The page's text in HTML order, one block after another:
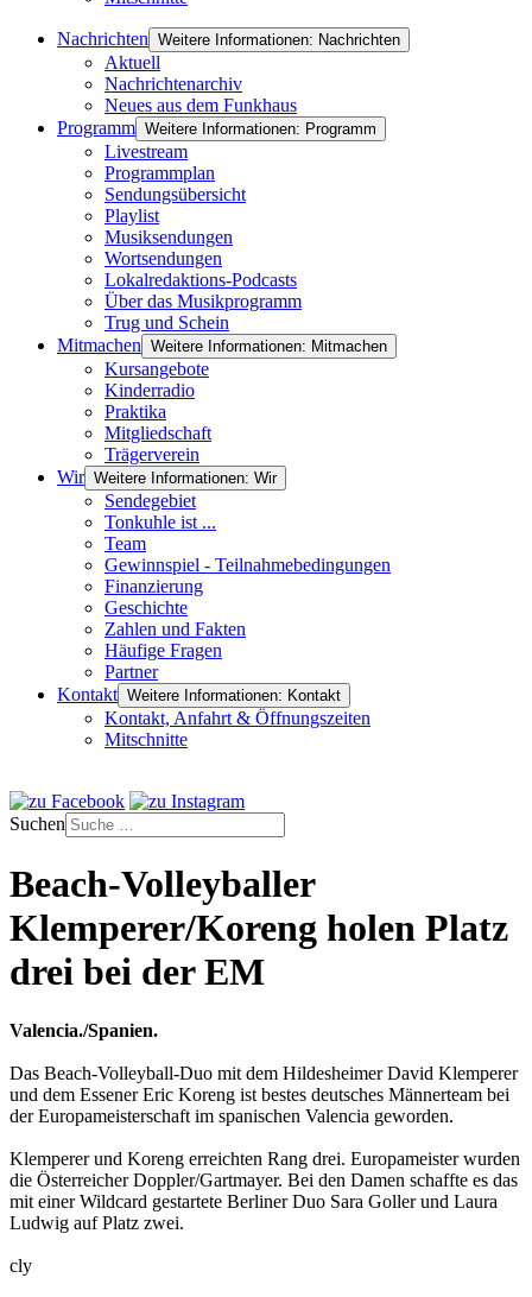
Nachrichten Weitere Informationen: Nachrichten
Aktuell
Nachrichtenarchiv
Neues aus dem Funkhaus
Programm Weitere Informationen: Programm
Livestream
Programmplan
Sendungsübersicht
Playlist
Musiksendungen
Wortsendungen
Lokalredaktions-Podcasts
Über das Musikprogramm
Trug und Schein
Mitmachen Weitere Informationen: Mitmachen
Kursangebote
Kinderradio
Praktika
Mitgliedschaft
Trägerverein
Wir Weitere Informationen: Wir
Sendegebiet
Tonkuhle ist ...
Team
Gewinnspiel - Teilnahmebedingungen
Finanzierung
Geschichte
Zahlen und Fakten
Häufige Fragen
Partner
Kontakt Weitere Informationen: Kontakt
Kontakt, Anfahrt & Öffnungszeiten
Mitschnitte
Suchen
Beach-Volleyballer
Klemperer/Koreng holen Platz
drei bei der EM
Valencia./Spanien.
Das Beach-Volleyball-Duo mit dem Hildesheimer David Klemperer
und dem Essener Eric Koreng ist bestes deutsches Männerteam bei
der Europameisterschaft im spanischen Valencia geworden.
Klemperer und Koreng erreichten Rang drei. Europameister wurden
die Österreicher Doppler/Gartmayer. Bei den Damen schaffte es das
mit einer Wildcard gestartete Berliner Duo Sara Goller und Laura
Ludwig auf Platz zwei.
cly